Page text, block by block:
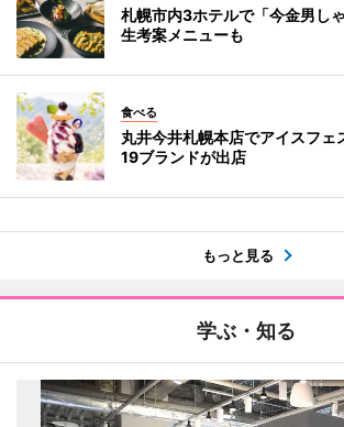
札幌市内3ホテルで「今金男し
生考案メニューも
食べる
丸井今井札幌本店でアイスフ
19ブランドが出店
もっと見る
学ぶ・知る